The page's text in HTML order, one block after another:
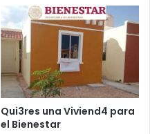
Qui3res una Viviend4 para
el Bienestar